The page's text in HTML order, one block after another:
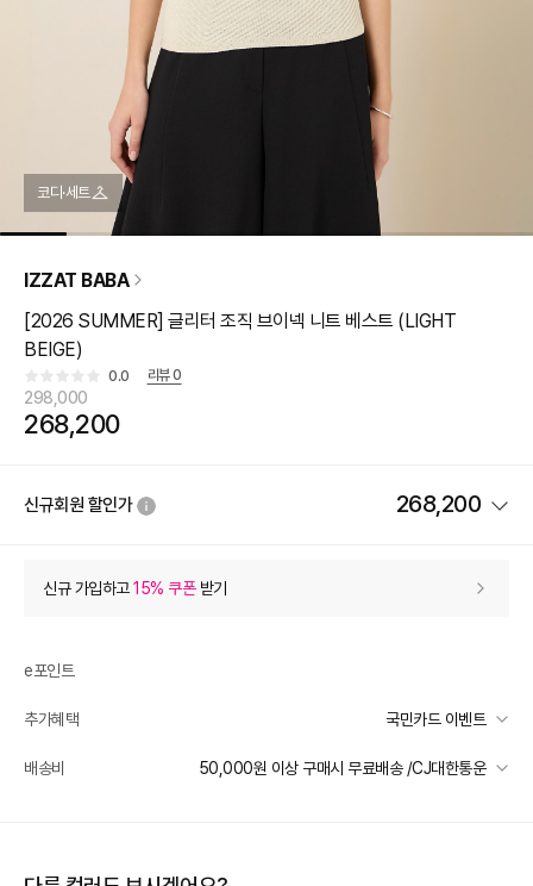
코디·세트
IZZAT BABA
[2026 SUMMER] 글리터 조직 브이넥 니트 베스트 (LIGHT
BEIGE)
0.0 리뷰0
298,000
268,200
신규회원 할인가 268,200
상품 할인 (자동적용)
추가 할인 0
e포인트 (보유 : 0P)
0
신규 가입하고15% 쿠폰받기
e포인트
추가혜택 국민카드 이벤트
국민카드 이벤트
배송비 50,000원 이상 구매시 무료배송 /CJ대한통운